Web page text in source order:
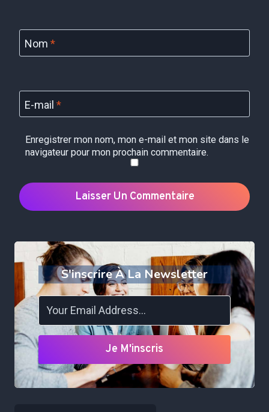
Nom *
E-mail *
Enregistrer mon nom, mon e-mail et mon site dans le
navigateur pour mon prochain commentaire.
S'inscrire À La Newsletter
Je M'inscris